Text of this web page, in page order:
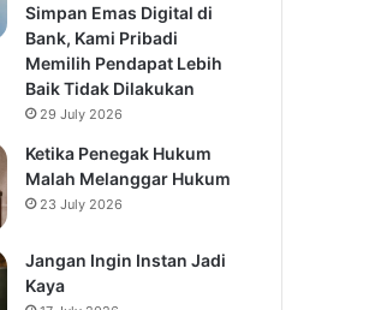
Simpan Emas Digital di
Bank, Kami Pribadi
Memilih Pendapat Lebih
Baik Tidak Dilakukan
29 July 2026
Ketika Penegak Hukum
Malah Melanggar Hukum
23 July 2026
Jangan Ingin Instan Jadi
Kaya